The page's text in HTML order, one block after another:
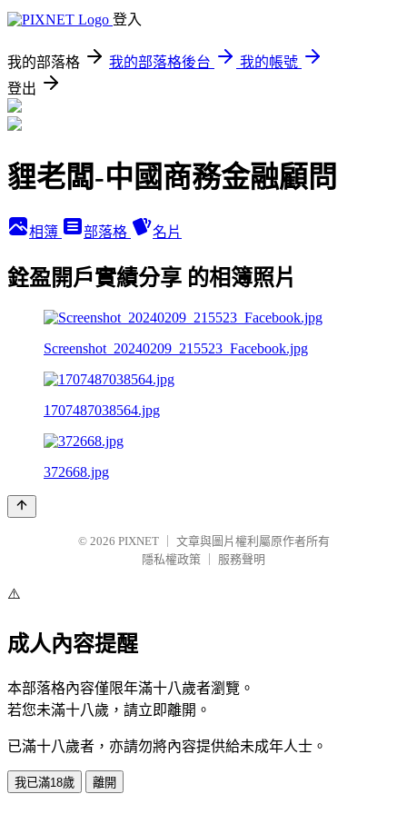
登入
我的部落格 我的部落格後台
我的帳號
登出
貍老闆-中國商務金融顧問
相簿 部落格 名片
銓盈開戶實績分享 的相簿照片
Screenshot_20240209_215523_Facebook.jpg
1707487038564.jpg
372668.jpg
© 2026 PIXNET
文章與圖片權利屬原作者所有
隱私權政策
服務聲明
⚠️
成人內容提醒
本部落格內容僅限年滿十八歲者瀏覽。
若您未滿十八歲，請立即離開。
已滿十八歲者，亦請勿將內容提供給未成年人士。
我已滿18歲 離開